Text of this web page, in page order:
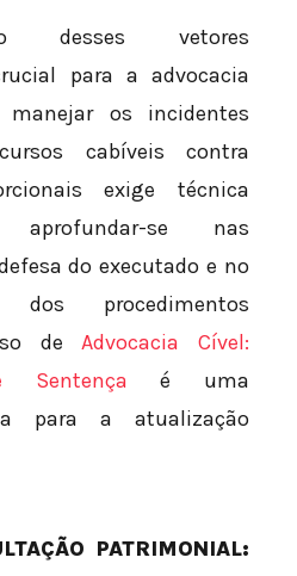
desses vetores
para a advocacia
manejar os incidentes
cabíveis contra
exige técnica
se nas
do executado e no
procedimentos
deAdvocacia Cível:
Sentença é uma
para a atualização
PATRIMONIAL: